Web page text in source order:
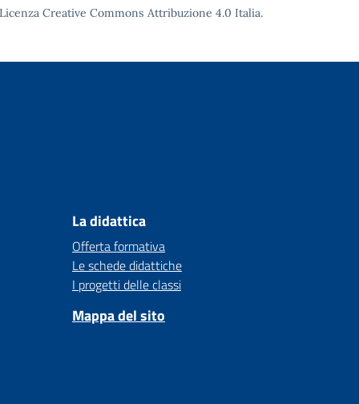
Licenza Creative Commons Attribuzione 4.0 Italia.
La didattica
Offerta formativa
Le schede didattiche
I progetti delle classi
Mappa del sito